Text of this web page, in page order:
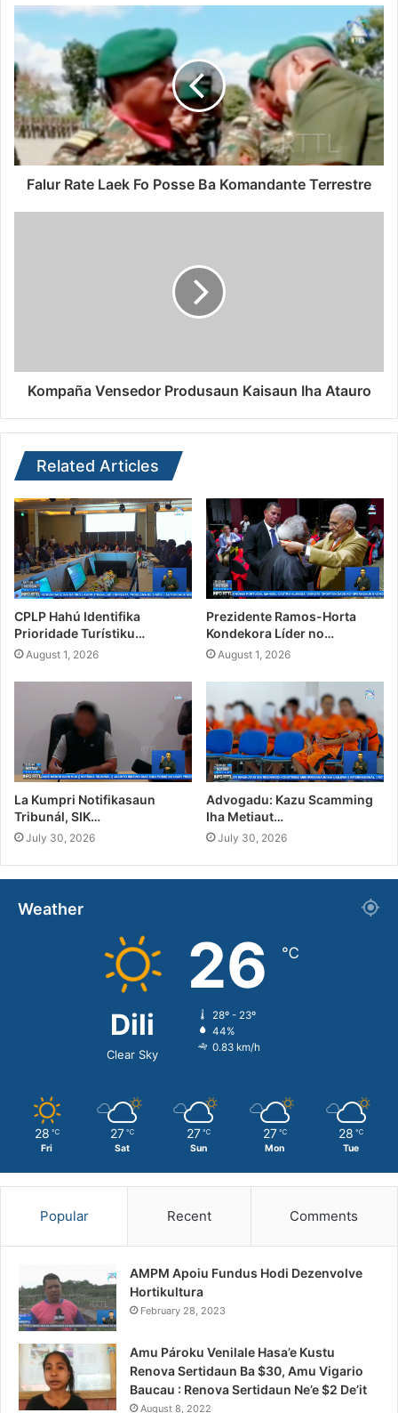
Falur Rate Laek Fo Posse Ba Komandante Terrestre
Kompaña Vensedor Produsaun Kaisaun Iha Atauro
Related Articles
CPLP Hahú Identifika
Prioridade Turístiku…
August 1, 2026
Prezidente Ramos-Horta
Kondekora Líder no…
August 1, 2026
La Kumpri Notifikasaun
Tribunál, SIK…
July 30, 2026
Advogadu: Kazu Scamming
Iha Metiaut…
July 30, 2026
Weather
Dili
Clear Sky
26 ℃
28º - 23º
44%
0.83 km/h
28 ℃
Fri
27 ℃
Sat
27 ℃
Sun
27 ℃
Mon
28 ℃
Tue
Popular Recent Comments
AMPM Apoiu Fundus Hodi Dezenvolve
Hortikultura
February 28, 2023
Amu Pároku Venilale Hasa’e Kustu
Renova Sertidaun Ba $30, Amu Vigario
Baucau : Renova Sertidaun Ne’e $2 De’it
August 8, 2022